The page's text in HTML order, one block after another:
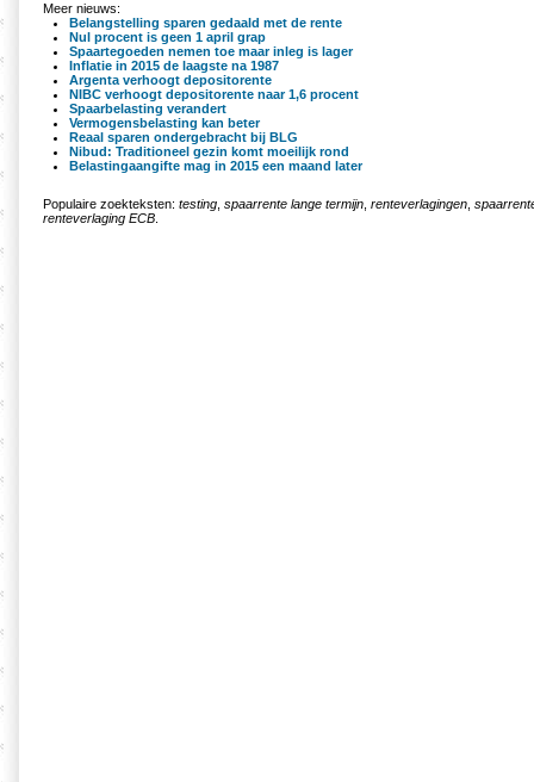
Meer nieuws:
Belangstelling sparen gedaald met de rente
Nul procent is geen 1 april grap
Spaartegoeden nemen toe maar inleg is lager
Inflatie in 2015 de laagste na 1987
Argenta verhoogt depositorente
NIBC verhoogt depositorente naar 1,6 procent
Spaarbelasting verandert
Vermogensbelasting kan beter
Reaal sparen ondergebracht bij BLG
Nibud: Traditioneel gezin komt moeilijk rond
Belastingaangifte mag in 2015 een maand later
Populaire zoekteksten: testing spaarrente lange termijn renteverlagingen
renteverlaging ECB